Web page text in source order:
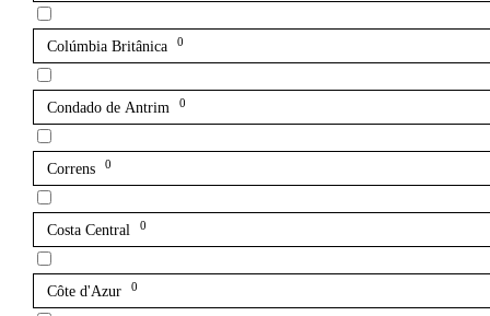
Colúmbia Britânica 0
Condado de Antrim 0
Correns 0
Costa Central 0
Côte d'Azur 0